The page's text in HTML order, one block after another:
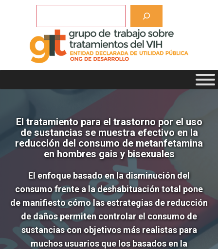
El tratamiento para el trastorno por el uso
de sustancias se muestra efectivo en la
reducción del consumo de metanfetamina
en hombres gais y bisexuales
El enfoque basado en la disminución del
consumo frente a la deshabituación total pone
de manifiesto cómo las estrategias de reducción
de daños permiten controlar el consumo de
sustancias con objetivos más realistas para
muchos usuarios que los basados en la